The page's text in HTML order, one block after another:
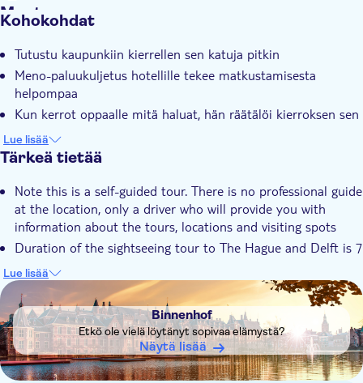
Muuta
Yksityinen kierros
Private group
Hotel pick up
Transport included
Kohokohdat
Tutustu kaupunkiin kierrellen sen katuja pitkin
Meno-paluukuljetus hotellille tekee matkustamisesta
helpompaa
Kun kerrot oppaalle mitä haluat, hän räätälöi kierroksen sen
mukaan
Lue lisää
Tärkeä tietää
Note this is a self-guided tour. There is no professional guide
at the location, only a driver who will provide you with
information about the tours, locations and visiting spots
Duration of the sightseeing tour to The Hague and Delft is 7
hours. You will spend a combined 5 hours in the cities
Luxury sightseeing tour with transportation is available for
private groups up to 14 people
For groups of 1-3 people you will ride in a Mercedes E Class,
Mercedes S Class or a Mercedes V Class
For groups of 4-14 people you will ride in a Mercedes V
Lue lisää
DSA1Binnenhof
Binnenhof
Etkö ole vielä löytänyt sopivaa elämystä?
Näytä lisää